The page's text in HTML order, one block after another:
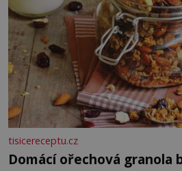
tisicereceptu.cz
Domácí ořechová granola